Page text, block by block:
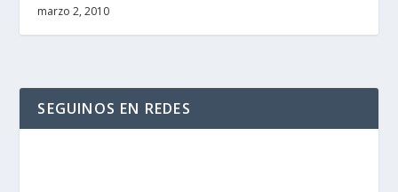
marzo 2, 2010
SEGUINOS EN REDES